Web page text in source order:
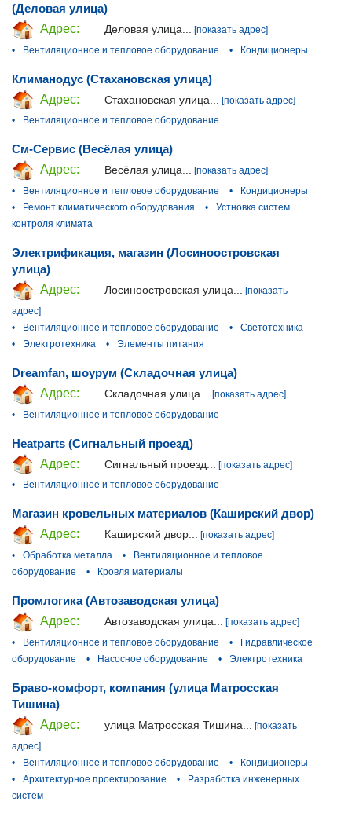
(Деловая улица)
Адрес:
Деловая улица...
[показать адрес]
•
Вентиляционное и тепловое оборудование • Кондиционеры
Климанодус (Стахановская улица)
Адрес:
Стахановская улица...
[показать адрес]
•
Вентиляционное и тепловое оборудование
См-Сервис (Весёлая улица)
Адрес:
Весёлая улица... [показать адрес]
•
Вентиляционное и тепловое оборудование •
Кондиционеры
•
Ремонт климатического оборудования •
Устновка систем
контроля климата
Электрификация, магазин (Лосиноостровская
улица)
Адрес:
Лосиноостровская улица...
[показать
адрес]
•
Вентиляционное и тепловое оборудование •
Светотехника
•
Электротехника • Элементы питания
Dreamfan, шоурум (Складочная улица)
Адрес:
Складочная улица...
[показать адрес]
•
Вентиляционное и тепловое оборудование
Heatparts (Сигнальный проезд)
Адрес:
Сигнальный проезд...
[показать адрес]
•
Вентиляционное и тепловое оборудование
Магазин кровельных материалов (Каширский двор)
Адрес:
Каширский двор... [показать адрес]
•
Обработка металла •
Вентиляционное и тепловое
оборудование
• Кровля материалы
Промлогика (Автозаводская улица)
Адрес:
Автозаводская улица...
[показать адрес]
•
Вентиляционное и тепловое оборудование •
Гидравлическое
оборудование
• Насосное оборудование • Электротехника
Браво-комфорт, компания (улица Матросская
Тишина)
Адрес:
улица Матросская Тишина...
[показать
адрес]
•
Вентиляционное и тепловое оборудование •
Кондиционеры
•
Архитектурное проектирование •
Разработка инженерных
систем